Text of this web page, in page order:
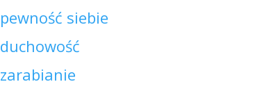
pewność siebie
duchowość
zarabianie